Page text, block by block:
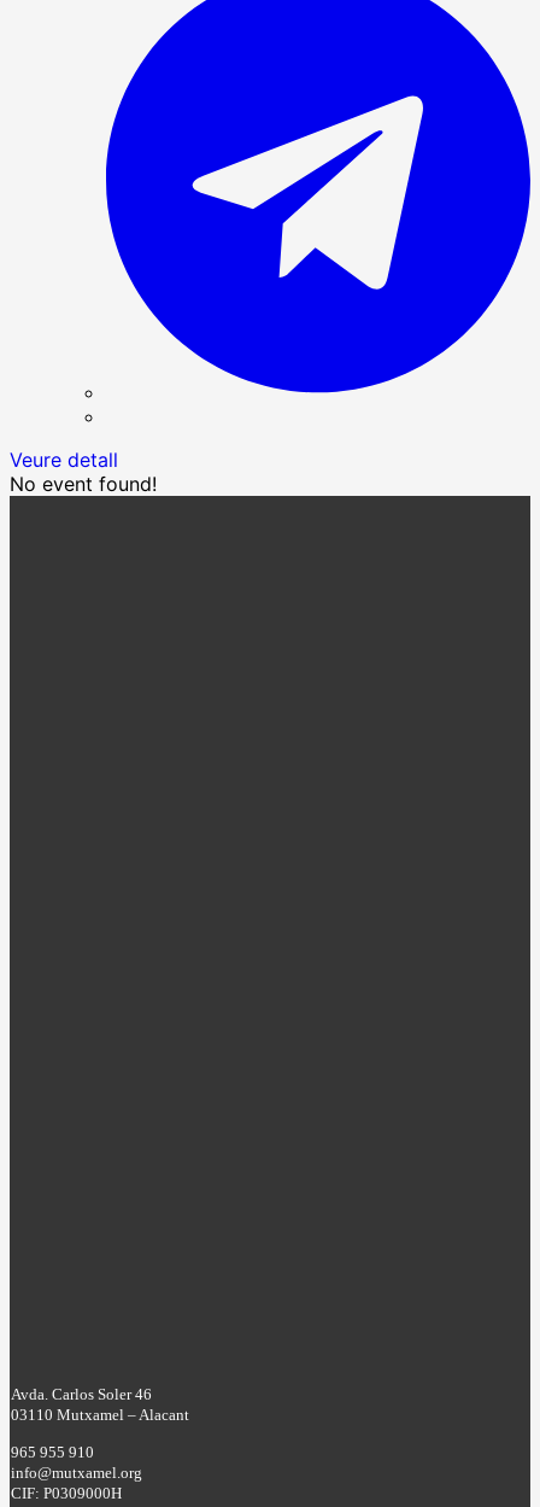
Veure detall
No event found!
Avda. Carlos Soler 46
03110 Mutxamel – Alacant
965 955 910
info@mutxamel.org
CIF: P0309000H